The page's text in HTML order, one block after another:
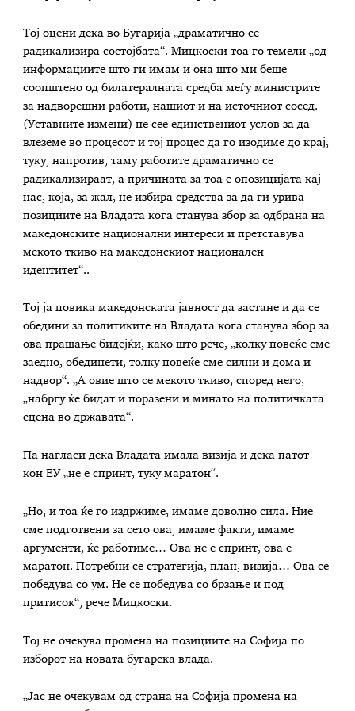
Тој оцени дека во Бугарија „драматично се
радикализира состојбата“. Мицкоски тоа го темели „од
информациите што ги имам и она што ми беше
соопштено од билатералната средба меѓу министрите
за надворешни работи, нашиот и на источниот сосед.
(Уставните измени) не сее единствениот услов за да
влеземе во процесот и тој процес да го изодиме до крај,
туку, напротив, таму работите драматично се
радикализираат, а причината за тоа е опозицијата кај
нас, која, за жал, не избира средства за да ги урива
позициите на Владата кога станува збор за одбрана на
македонските национални интереси и претставува
мекото ткиво на македонскиот национален
идентитет“..
Тој ја повика македонската јавност да застане и да се
обедини за политиките на Владата кога станува збор за
ова прашање бидејќи, како што рече, „колку повеќе сме
заедно, обединети, толку повеќе сме силни и дома и
надвор“. „А овие што се мекото ткиво, според него,
„набргу ќе бидат и поразени и минато на политичката
сцена во државата“.
Па нагласи дека Владата имала визија и дека патот
кон ЕУ „не е спринт, туку маратон“.
„Но, и тоа ќе го издржиме, имаме доволно сила. Ние
сме подготвени за сето ова, имаме факти, имаме
аргументи, ќе работиме… Ова не е спринт, ова е
маратон. Потребни се стратегија, план, визија… Ова се
победува со ум. Не се победува со брзање и под
притисок“, рече Мицкоски.
Тој не очекува промена на позициите на Софија по
изборот на новата бугарска влада.
„Јас не очекувам од страна на Софија промена на